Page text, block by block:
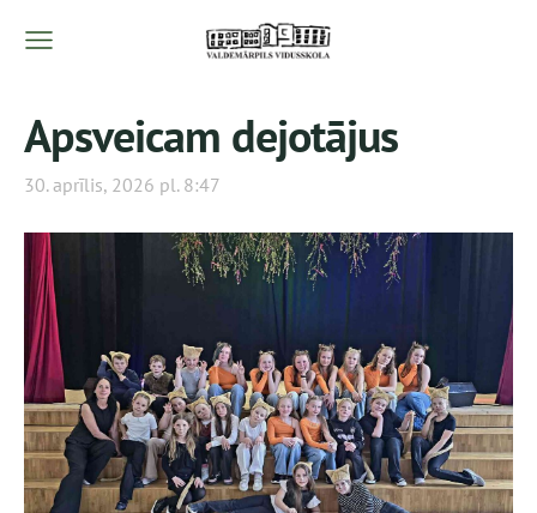
Apsveicam dejotājus
30. aprīlis, 2026 pl. 8:47